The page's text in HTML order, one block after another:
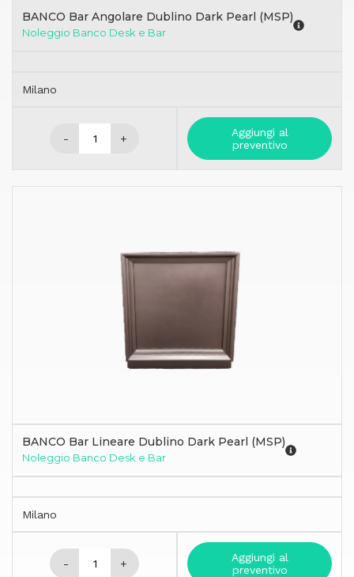
BANCO Bar Angolare Dublino Dark Pearl (MSP)
Noleggio Banco Desk e Bar
Milano
- +
Aggiungi al
preventivo
BANCO Bar Lineare Dublino Dark Pearl (MSP)
Noleggio Banco Desk e Bar
Milano
- +
Aggiungi al
preventivo